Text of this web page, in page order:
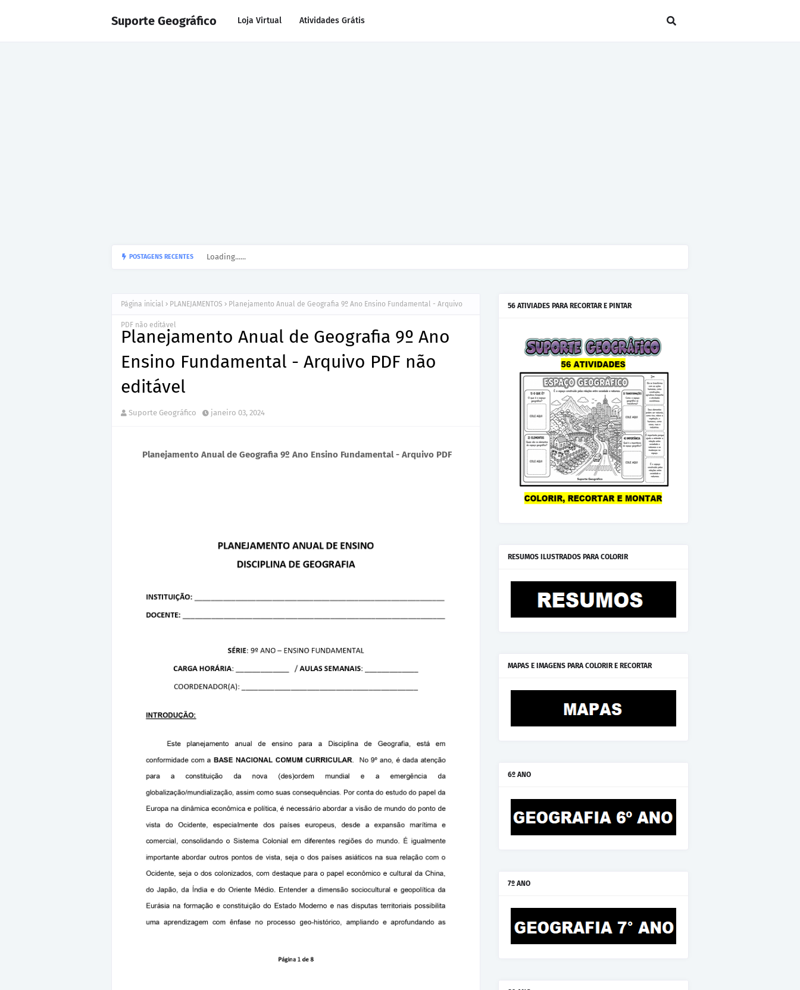
Suporte Geográfico Loja Virtual Atividades Grátis
POSTAGENS RECENTES Loading......
Página inicial PLANEJAMENTOS Planejamento Anual de Geografia 9º Ano Ensino Fundamental - Arquivo
PDF não editável
Planejamento Anual de Geografia 9º Ano
Ensino Fundamental - Arquivo PDF não
editável
Suporte Geográfico janeiro 03, 2024
Planejamento Anual de Geografia 9º Ano Ensino Fundamental - Arquivo PDF
56 ATIVIADES PARA RECORTAR E PINTAR
RESUMOS ILUSTRADOS PARA COLORIR
MAPAS E IMAGENS PARA COLORIR E RECORTAR
6º ANO
7º ANO